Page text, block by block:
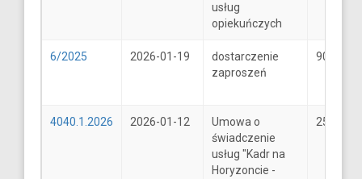
usług
opiekuńczych
6/2025 2026-01-19
dostarczenie
zaproszeń
900
4040.1.2026 2026-01-12
Umowa o
świadczenie
usług "Kadr na
Horyzoncie -
25600